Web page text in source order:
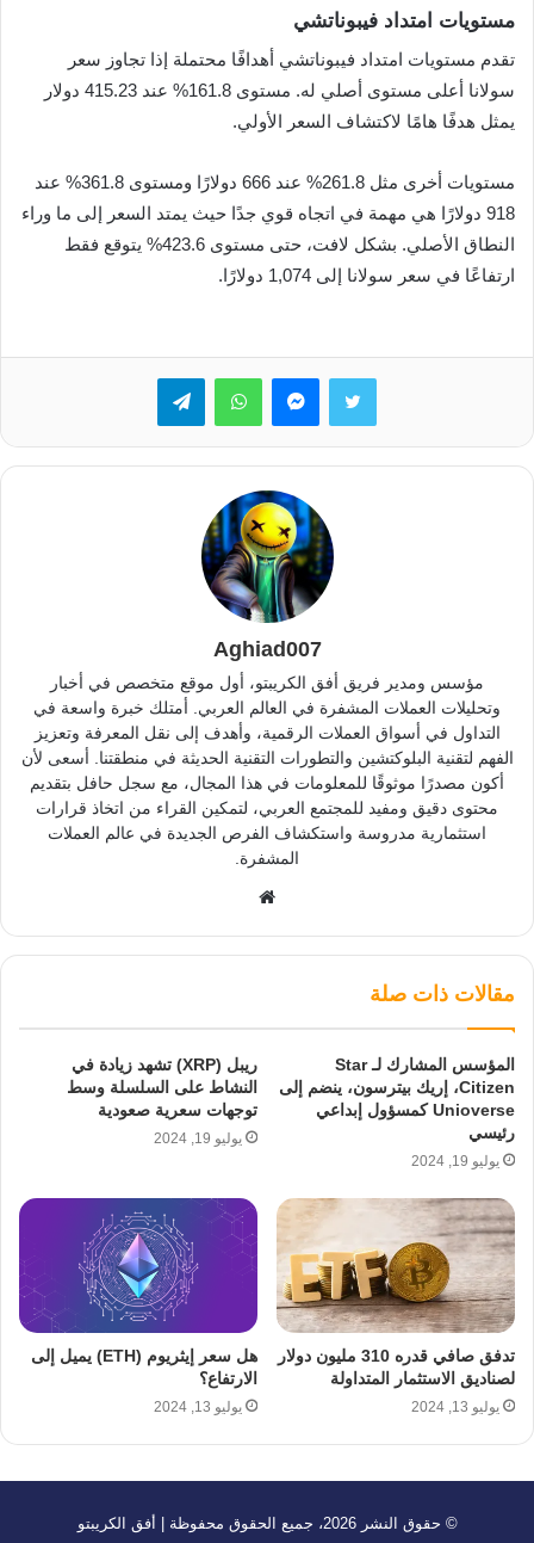
مستويات امتداد فيبوناتشي
تقدم مستويات امتداد فيبوناتشي أهدافًا محتملة إذا تجاوز سعر
سولانا أعلى مستوى أصلي له. مستوى 161.8% عند 415.23 دولار
يمثل هدفًا هامًا لاكتشاف السعر الأولي.
مستويات أخرى مثل 261.8% عند 666 دولارًا ومستوى 361.8% عند
918 دولارًا هي مهمة في اتجاه قوي جدًا حيث يمتد السعر إلى ما وراء
النطاق الأصلي. بشكل لافت، حتى مستوى 423.6% يتوقع فقط
ارتفاعًا في سعر سولانا إلى 1,074 دولارًا.
تويتر ماسنجرواتساب تيلقرام
Aghiad007
مؤسس ومدير فريق أفق الكريبتو، أول موقع متخصص في أخبار
وتحليلات العملات المشفرة في العالم العربي. أمتلك خبرة واسعة في
التداول في أسواق العملات الرقمية، وأهدف إلى نقل المعرفة وتعزيز
الفهم لتقنية البلوكتشين والتطورات التقنية الحديثة في منطقتنا. أسعى لأن
أكون مصدرًا موثوقًا للمعلومات في هذا المجال، مع سجل حافل بتقديم
محتوى دقيق ومفيد للمجتمع العربي، لتمكين القراء من اتخاذ قرارات
استثمارية مدروسة واستكشاف الفرص الجديدة في عالم العملات
المشفرة.
مقالات ذات صلة
المؤسس المشارك لـ Star
Citizen، إريك بيترسون، ينضم إلى
Unioverse كمسؤول إبداعي
رئيسي
يوليو 19, 2024
ريبل (XRP) تشهد زيادة في
النشاط على السلسلة وسط
توجهات سعرية صعودية
يوليو 19, 2024
تدفق صافي قدره 310 مليون دولار
لصناديق الاستثمار المتداولة
يوليو 13, 2024
هل سعر إيثريوم (ETH) يميل إلى
الارتفاع؟
يوليو 13, 2024
© حقوق النشر 2026، جميع الحقوق محفوظة | أفق الكريبتو